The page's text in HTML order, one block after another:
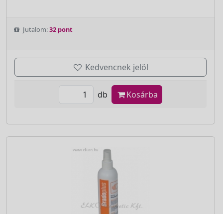
Jutalom:32 pont
Kedvencnek jelöl
db Kosárba